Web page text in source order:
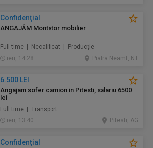
Confidenţial
ANGAJĂM Montator mobilier
Full time | Necalificat | Producție
ieri, 14:28
Piatra Neamt, NT
6.500 LEI
Angajam sofer camion in Pitesti, salariu 6500
lei
Full time | Transport
ieri, 13:40
Pitesti, AG
Confidenţial